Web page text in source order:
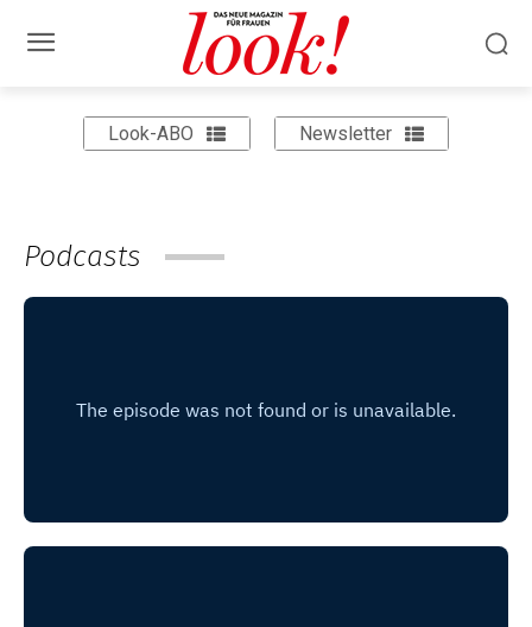
Look-ABO Newsletter
Podcasts